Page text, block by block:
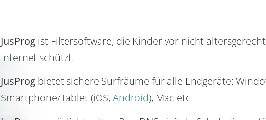
JusProgist Filtersoftware, die Kinder vor nicht
Internet schützt.
JusProgbietet sichere Surfräume für alle Endgeräte:
Smartphone/Tablet (iOS, Android), Mac etc.